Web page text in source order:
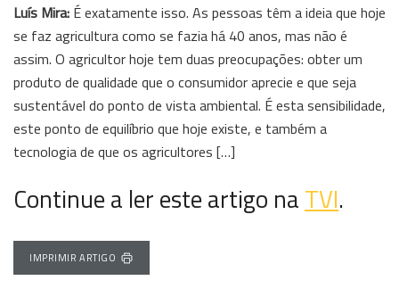
Luís Mira: É exatamente isso. As pessoas têm a ideia que hoje
se faz agricultura como se fazia há 40 anos, mas não é
assim. O agricultor hoje tem duas preocupações: obter um
produto de qualidade que o consumidor aprecie e que seja
sustentável do ponto de vista ambiental. É esta sensibilidade,
este ponto de equilíbrio que hoje existe, e também a
tecnologia de que os agricultores […]
Continue a ler este artigo naTVI.
IMPRIMIR ARTIGO